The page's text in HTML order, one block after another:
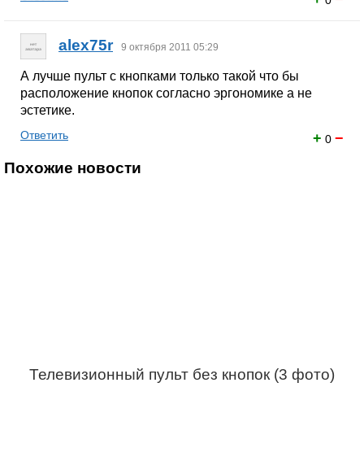
alex75r 9 октября 2011 05:29
А лучше пульт с кнопками только такой что бы
расположение кнопок согласно эргономике а не
эстетике.
+ 0 −
Ответить
Похожие новости
Телевизионный пульт без кнопок (3 фото)